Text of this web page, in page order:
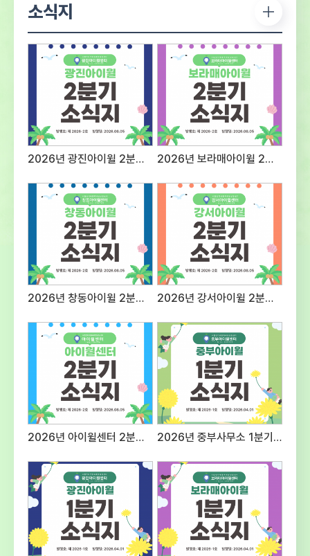
전문성 정도40직무 수행 능력담당 직무를
수행 할 수 있는 경험과 능력의 정도40지원
적합성경력사항, 교육 및 훈련사항, 지원동기
및 장래포부 등 종합평가20※ 서류심사
동점자는 1. 경력이 많은 순, 2. 자격증의
급수가 높은 순으로 우선순위를 결정한다.※
면접대상자는 채용인원의 3배수로 한다.(단
접수인원 및 채용상황에 따라 조정 가능) ○
2차 : 면접전형 – 2026년 8월 중
자세지원동기 및 예절 등의 태도20표현력질문
대응 능력 등 종합적 표현력20전문성근무경력,
자격증, 관련분야 경험 등의
전문성30사회성조직문화 적응도 및 기타
대인관계성30 3. 접수방법 및 제출서류○
접수방법 : E-mail 제출 1) 메일주소:
admin@iwill.or.kr 2) 파일명은 ‘응시분야-
성명’으로 명시 (예) 상담팀 팀원-홍길동○
자기소개서 1부(A4 용지 2매 이내) 3)
개인정보제공 동의서 1부(첨부양식 활용,
서명하여 스캔 후 파일첨부)※ (최종합격자
제출서류) 주민등록등본, 경력증명서, 자격증
사본, 최종학교 졸업증명서, 채용신체검사서
(채용 전) 성범죄, 아동학대 전력 조회 결과 등
추후 안내 4. 근무조건 및 근무지
응시분야근무지급여조건근무시간상담팀
팀원시립인터넷중독예방상담센터
보라매사무소(서울시 동작구 여의대방로20길
61 슬기동 201호)서울시 청소년시설
예산편성기준에 의함주5일, 40시간(근무
여건에 따라 출퇴근 시간을 탄력적으로 적용할
수 있음) ○ 공통사항 - 후생복지 : 국민연금,
건강보험, 산재 및 고용보험 4대보험 가입 -
수습기간 : 채용일로부터 3개월(수습기간 종료
소식지
2026년 광진아이윌 2분기 소식지 2026년 보라매아이윌 2분기 소식지
2026년 창동아이윌 2분기 소식지 2026년 강서아이윌 2분기 소식지
2026년 아이윌센터 2분기 소식지 2026년 중부사무소 1분기 소식지